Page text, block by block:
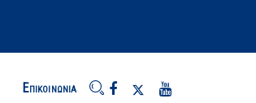
Επικοινωνία